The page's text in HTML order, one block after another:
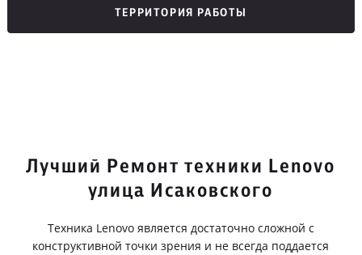
ТЕРРИТОРИЯ РАБОТЫ
Лучший Ремонт техники Lenovo
улица Исаковского
Техника Lenovo является достаточно сложной с
конструктивной точки зрения и не всегда поддается